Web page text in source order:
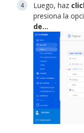
Luego, haz
presiona la
de…